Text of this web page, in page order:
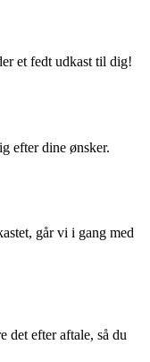
et fedt udkast til dig!
efter dine ønsker.
går vi i gang med
efter aftale, så du